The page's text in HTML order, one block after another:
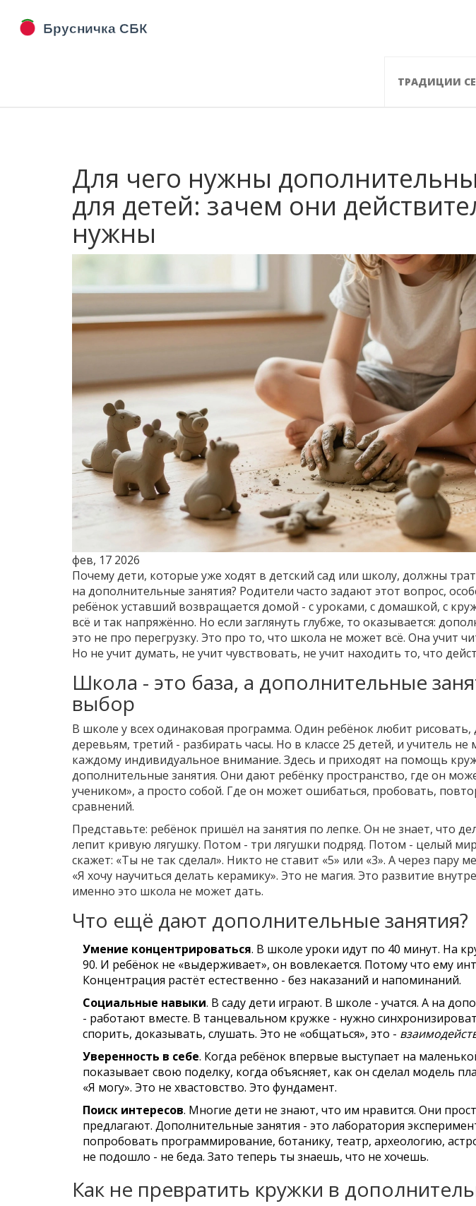
ТРАДИЦИИ
Для чего нужны
для детей: зачем они
нужны
фев, 17 2026
Почему дети, которые уже ходят в детский сад или школу, должны
на дополнительные занятия? Родители часто задают этот вопрос,
ребёнок уставший возвращается домой - с уроками, с домашкой, с
всё и так напряжённо. Но если заглянуть глубже, то оказывается:
это не про перегрузку. Это про то, что школа не может всё. Она учит
Но не учит думать, не учит чувствовать, не учит находить то, что
Школа - это база, а дополнительные
выбор
В школе у всех одинаковая программа. Один ребёнок любит рисовать,
деревьям, третий - разбирать часы. Но в классе 25 детей, и учитель не
каждому индивидуальное внимание. Здесь и приходят на помощь
дополнительные занятия. Они дают ребёнку пространство, где он
учеником», а просто собой. Где он может ошибаться, пробовать,
сравнений.
Представьте: ребёнок пришёл на занятия по лепке. Он не знает, что
лепит кривую лягушку. Потом - три лягушки подряд. Потом - целый
скажет: «Ты не так сделал». Никто не ставит «5» или «3». А через пару
«Я хочу научиться делать керамику». Это не магия. Это развитие
именно это школа не может дать.
Что ещё дают дополнительные занятия?
Умение концентрироваться. В школе уроки идут по 40 минут. На
90. И ребёнок не «выдерживает», он вовлекается. Потому что ему
Концентрация растёт естественно - без наказаний и напоминаний.
Социальные навыки. В саду дети играют. В школе - учатся. А на
- работают вместе. В танцевальном кружке - нужно
спорить, доказывать, слушать. Это не «общаться», это -
Уверенность в себе. Когда ребёнок впервые выступает на
показывает свою поделку, когда объясняет, как он сделал модель
«Я могу». Это не хвастовство. Это фундамент.
Поиск интересов. Многие дети не знают, что им нравится. Они
предлагают. Дополнительные занятия - это лаборатория
попробовать программирование, ботанику, театр, археологию,
не подошло - не беда. Зато теперь ты знаешь, что не хочешь.
Как не превратить кружки в